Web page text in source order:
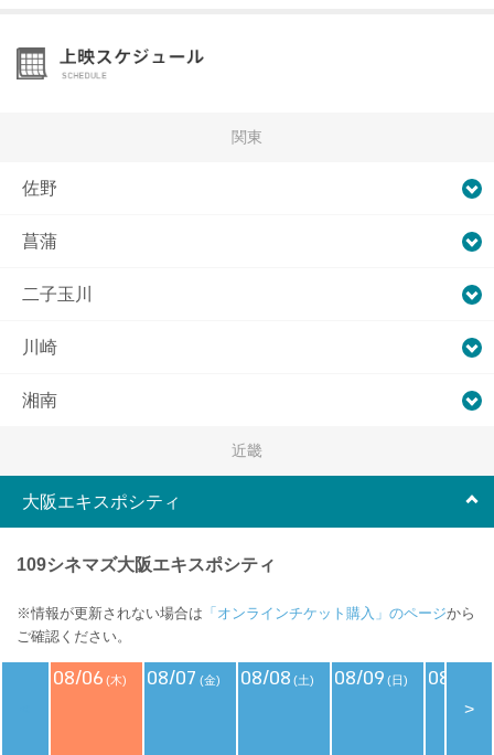
関東
佐野
菖蒲
二子玉川
川崎
湘南
近畿
大阪エキスポシティ
109シネマズ大阪エキスポシティ
※情報が更新されない場合は 「オンラインチケット購入」のページから
ご確認ください。
08/06 (木) 08/07 (金) 08/08 (土) 08/09 (日) 08/10
>